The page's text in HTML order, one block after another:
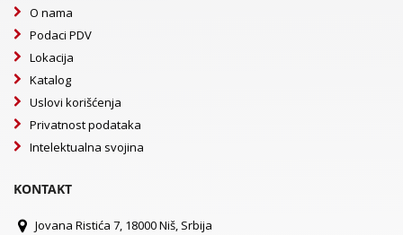
O nama
Podaci PDV
Lokacija
Katalog
Uslovi korišćenja
Privatnost podataka
Intelektualna svojina
KONTAKT
Jovana Ristića 7, 18000 Niš, Srbija